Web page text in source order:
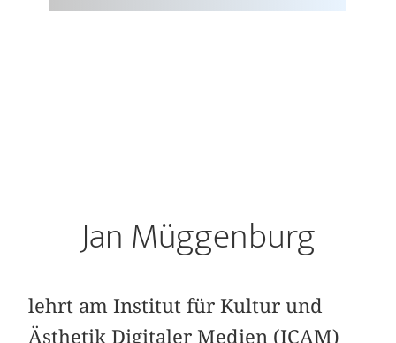
Jan Müggenburg
lehrt am Institut für Kultur und
Ästhetik Digitaler Medien (ICAM)